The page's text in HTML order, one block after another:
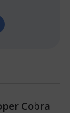
Cobra